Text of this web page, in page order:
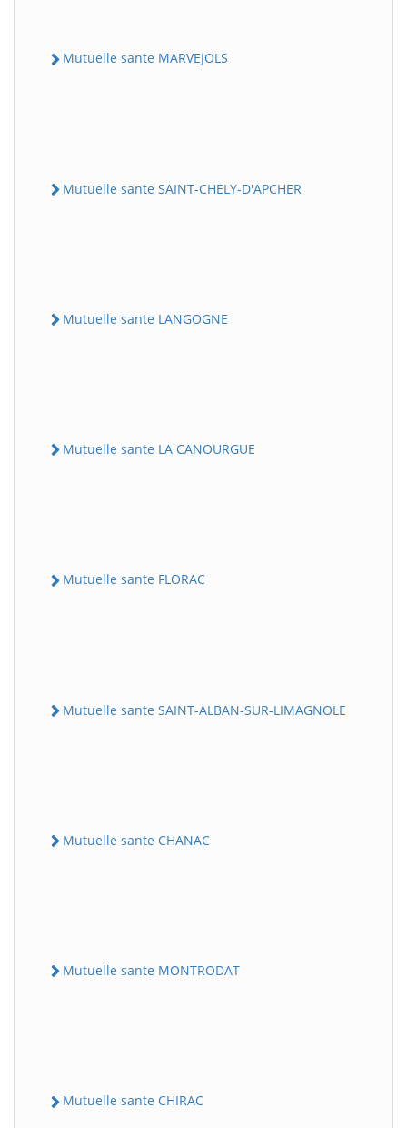
Mutuelle sante MARVEJOLS
Mutuelle sante SAINT-CHELY-D'APCHER
Mutuelle sante LANGOGNE
Mutuelle sante LA CANOURGUE
Mutuelle sante FLORAC
Mutuelle sante SAINT-ALBAN-SUR-LIMAGNOLE
Mutuelle sante CHANAC
Mutuelle sante MONTRODAT
Mutuelle sante CHIRAC